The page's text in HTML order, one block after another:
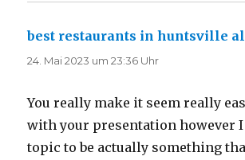
best restaurants in huntsville al
24. Mai 2023 um 23:36 Uhr
You really make it seem really
with your presentation however
topic to be actually something